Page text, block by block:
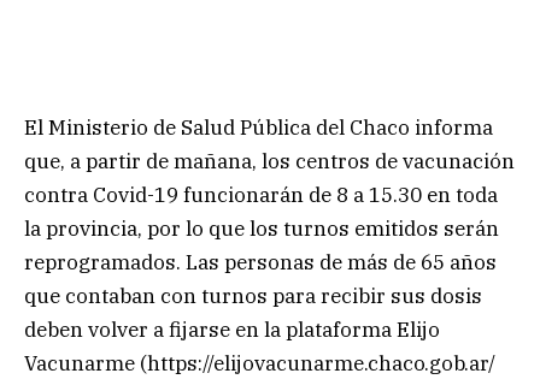
El Ministerio de Salud Pública del Chaco informa
que, a partir de mañana, los centros de vacunación
contra Covid-19 funcionarán de 8 a 15.30 en toda
la provincia, por lo que los turnos emitidos serán
reprogramados. Las personas de más de 65 años
que contaban con turnos para recibir sus dosis
deben volver a fijarse en la plataforma Elijo
Vacunarme (https://elijovacunarme.chaco.gob.ar/